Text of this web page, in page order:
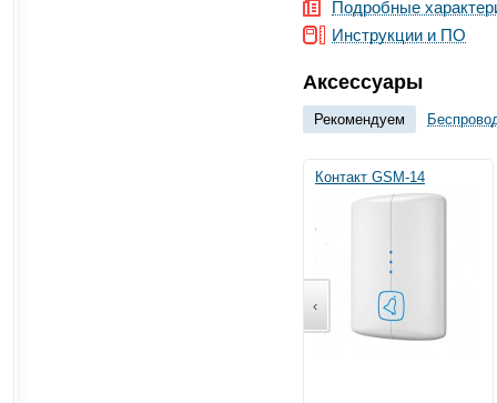
Подробные
Инструкции и ПО
Аксессуары
Рекомендуем
‹
Контакт GSM-14